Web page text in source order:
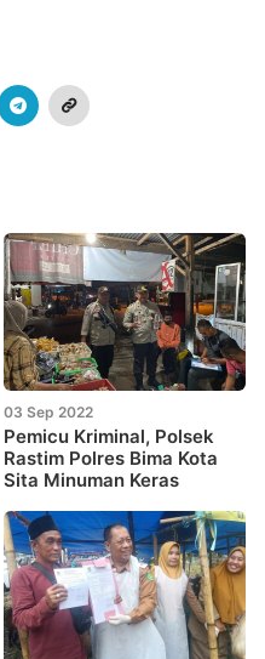
03 Sep 2022
Pemicu Kriminal, Polsek
Rastim Polres Bima Kota
Sita Minuman Keras